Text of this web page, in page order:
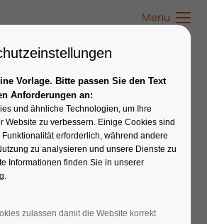
Menu
Vorlage. Bitte passen Sie den Text
Anforderungen an:
und ähnliche Technologien, um Ihre
Website zu verbessern. Einige Cookies sind
erforderlich, während andere
zu analysieren und unsere Dienste zu
Informationen finden Sie in unserer
zulassen damit die Website korrekt